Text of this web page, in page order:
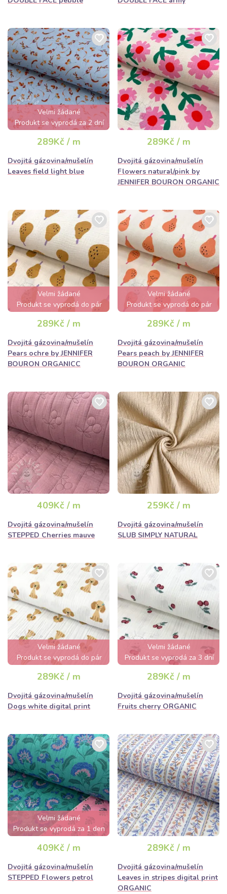
Velmi žádané
Produkt se vyprodá za 2 dní
289Kč / m
Dvojitá gázovina/mušelín
Leaves field light blue
289Kč / m
Dvojitá gázovina/mušelín
Flowers natural/pink by
JENNIFER BOURON ORGANIC
Velmi žádané
Produkt se vyprodá do pár
hodin
289Kč / m
Dvojitá gázovina/mušelín
Pears ochre by JENNIFER
BOURON ORGANICC
Velmi žádané
Produkt se vyprodá do pár
hodin
289Kč / m
Dvojitá gázovina/mušelín
Pears peach by JENNIFER
BOURON ORGANIC
409Kč / m
Dvojitá gázovina/mušelín
STEPPED Cherries mauve
259Kč / m
Dvojitá gázovina/mušelín
SLUB SIMPLY NATURAL
Velmi žádané
Produkt se vyprodá do pár
hodin
289Kč / m
Dvojitá gázovina/mušelín
Dogs white digital print
Velmi žádané
Produkt se vyprodá za 3 dní
289Kč / m
Dvojitá gázovina/mušelín
Fruits cherry ORGANIC
Velmi žádané
Produkt se vyprodá za 1 den
409Kč / m
Dvojitá gázovina/mušelín
STEPPED Flowers petrol
289Kč / m
Dvojitá gázovina/mušelín
Leaves in stripes digital print
ORGANIC